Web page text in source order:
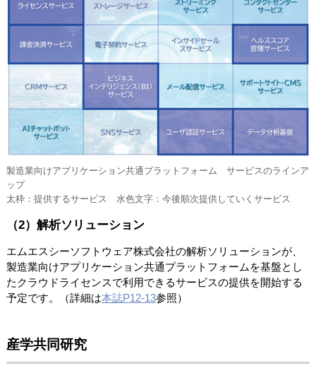
製造業向けアプリケーション共通プラットフォーム サービスのラインア
ップ
太枠：提供するサービス 水色文字：今後順次提供していくサービス
（2）解析ソリューション
エムエスシーソフトウェア株式会社の解析ソリューションが、
製造業向けアプリケーション共通プラットフォームを基盤とし
たクラウドライセンスで利用できるサービスの提供を開始する
予定です。（詳細は本誌P12-13参照）
産学共同研究